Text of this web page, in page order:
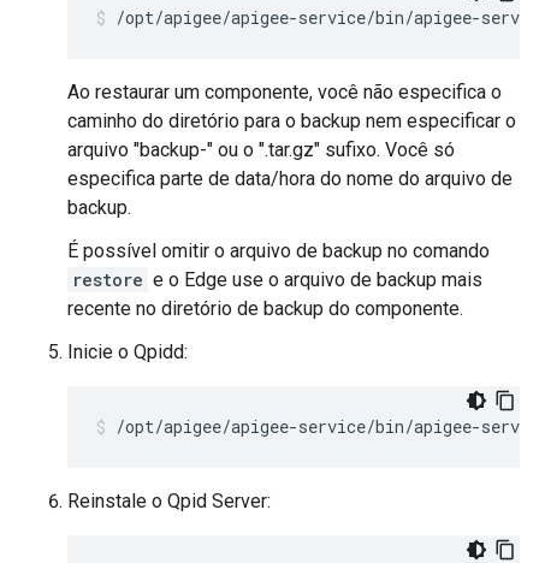
/opt/apigee/apigee-service/bin/apigee-
Ao restaurar um componente, você não especifica o
caminho do diretório para o backup nem especificar o
arquivo "backup-" ou o ".tar.gz" sufixo. Você só
especifica parte de data/hora do nome do arquivo de
backup.
É possível omitir o arquivo de backup no comando
restore e o Edge use o arquivo de backup mais
recente no diretório de backup do componente.
Inicie o Qpidd:
/opt/apigee/apigee-service/bin/apigee-
Reinstale o Qpid Server: